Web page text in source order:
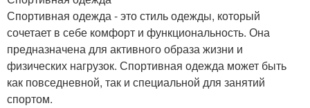
Спортивная одежда - это стиль одежды, который
сочетает в себе комфорт и функциональность. Она
предназначена для активного образа жизни и
физических нагрузок. Спортивная одежда может быть
как повседневной, так и специальной для занятий
спортом.